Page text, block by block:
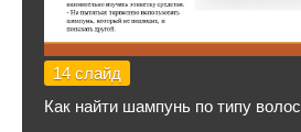
14 слайд
Как найти шампунь по типу